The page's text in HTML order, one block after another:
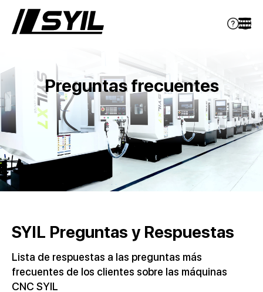
Preguntas frecuentes
SYIL Preguntas y Respuestas
Lista de respuestas a las preguntas más
frecuentes de los clientes sobre las máquinas
CNC SYIL